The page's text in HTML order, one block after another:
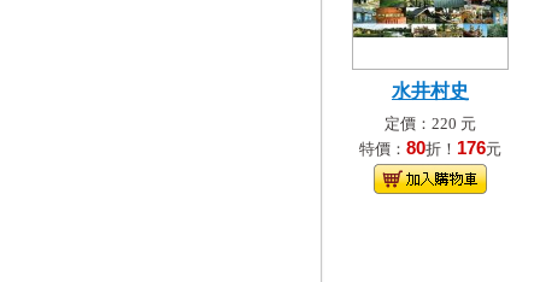
水井村史
定價：220 元
特價： 80折！ 176元